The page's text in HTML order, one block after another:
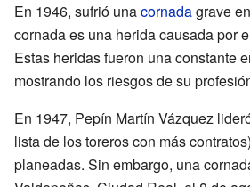
En 1946, sufrió unacornadagrave
cornada es una herida causada por
Estas heridas fueron una constante
mostrando los riesgos de su
En 1947, Pepín Martín Vázquez
lista de los toreros con más
planeadas. Sin embargo, una